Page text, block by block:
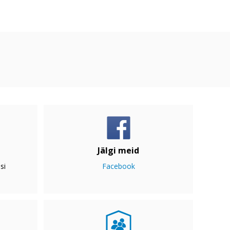
Jälgi meid
Facebook